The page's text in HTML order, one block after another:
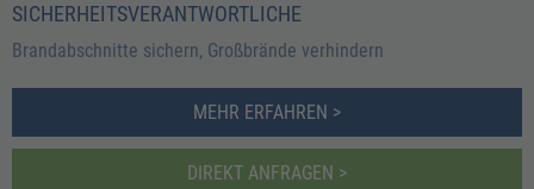
SICHERHEITSVERANTWORTLICHE
​​Brandabschnitte sichern, Großbrände verhindern​
MEHR ERFAHREN >
DIREKT ANFRAGEN >